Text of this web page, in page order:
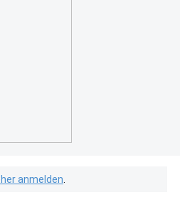
anmelden